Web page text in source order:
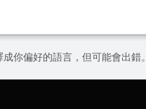
你偏好的語言，但可能會出錯。